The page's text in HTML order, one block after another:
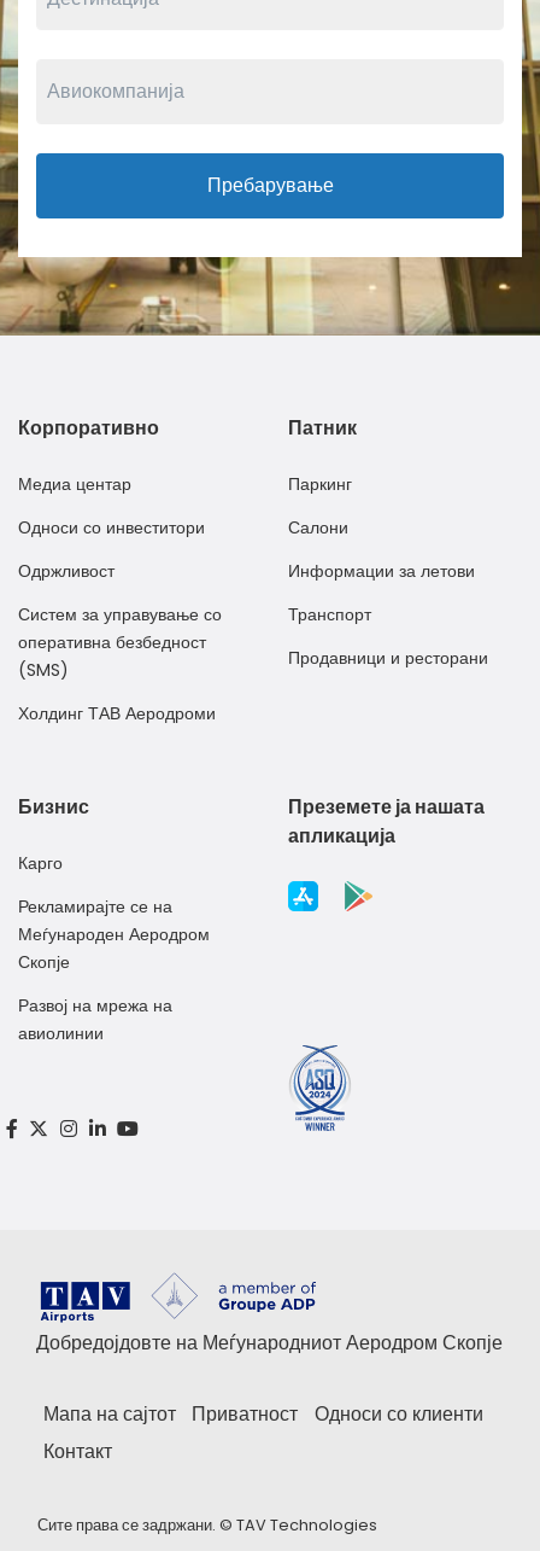
Пребарување
Корпоративно
Медиа центар
Односи со инвеститори
Одржливост
Систем за управување со
оперативна безбедност
(SMS)
Холдинг ТАВ Аеродроми
Патник
Паркинг
Салони
Информации за летови
Транспорт
Продавници и ресторани
Бизнис
Карго
Рекламирајте се на
Меѓународен Аеродром
Скопје
Развој на мрежа на
авиолинии
Преземете ја нашата
апликација
Добредојдовте на Меѓународниот Аеродром Скопје
Мапа на сајтот Приватност
Односи со клиенти
Контакт
Сите права се задржани. © TAV Technologies